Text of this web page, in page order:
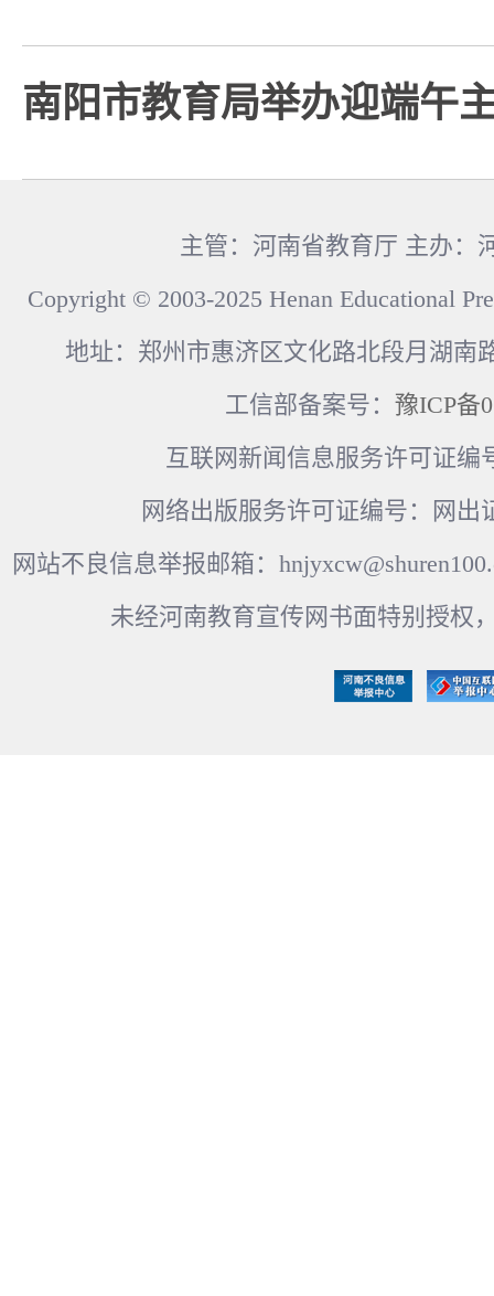
南阳市教育局举办迎端午
主管：河南省教育厅 主办：
Copyright © 2003-2025 Henan Educational
地址：郑州市惠济区文化路北段月湖南
工信部备案号： 豫ICP备
互联网新闻信息服务许可证编
网络出版服务许可证编号：网出
网站不良信息举报邮箱：
未经河南教育宣传网书面特别授权